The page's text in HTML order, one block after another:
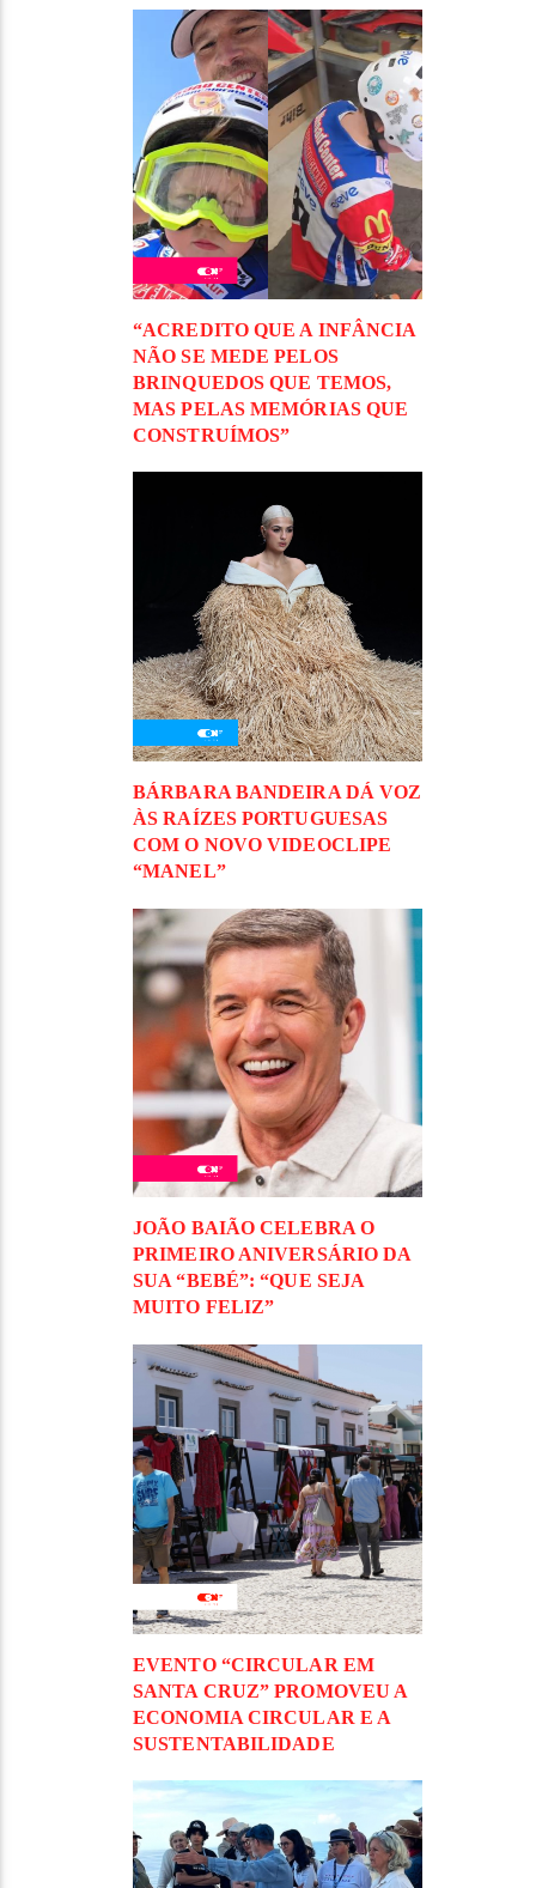
“ACREDITO QUE A INFÂNCIA
NÃO SE MEDE PELOS
BRINQUEDOS QUE TEMOS,
MAS PELAS MEMÓRIAS QUE
CONSTRUÍMOS”
BÁRBARA BANDEIRA DÁ VOZ
ÀS RAÍZES PORTUGUESAS
COM O NOVO VIDEOCLIPE
“MANEL”
JOÃO BAIÃO CELEBRA O
PRIMEIRO ANIVERSÁRIO DA
SUA “BEBÉ”: “QUE SEJA
MUITO FELIZ”
EVENTO “CIRCULAR EM
SANTA CRUZ” PROMOVEU A
ECONOMIA CIRCULAR E A
SUSTENTABILIDADE